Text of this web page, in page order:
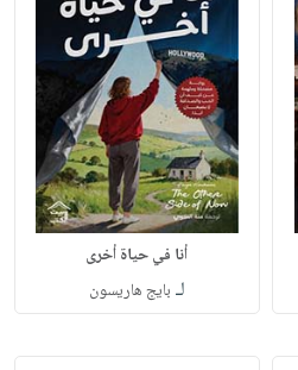
أنا في حياة أخرى
لـ بايج هاريسون